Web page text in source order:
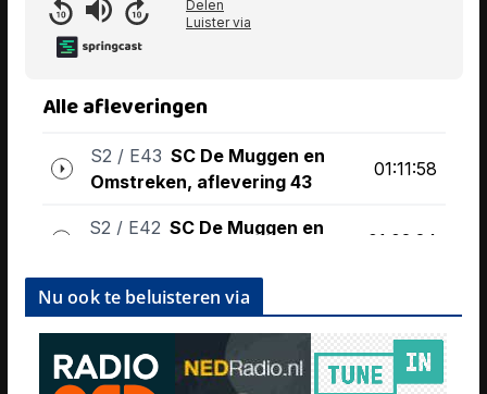
Nu ook te beluisteren via